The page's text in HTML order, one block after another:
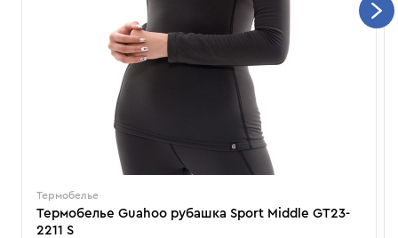
Термобелье
Термобелье Guahoo рубашка Sport Middle GT23-
2211 S